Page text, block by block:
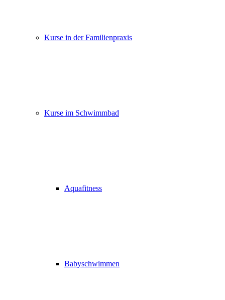
Kurse in der Familienpraxis
Kurse im Schwimmbad
Aquafitness
Babyschwimmen